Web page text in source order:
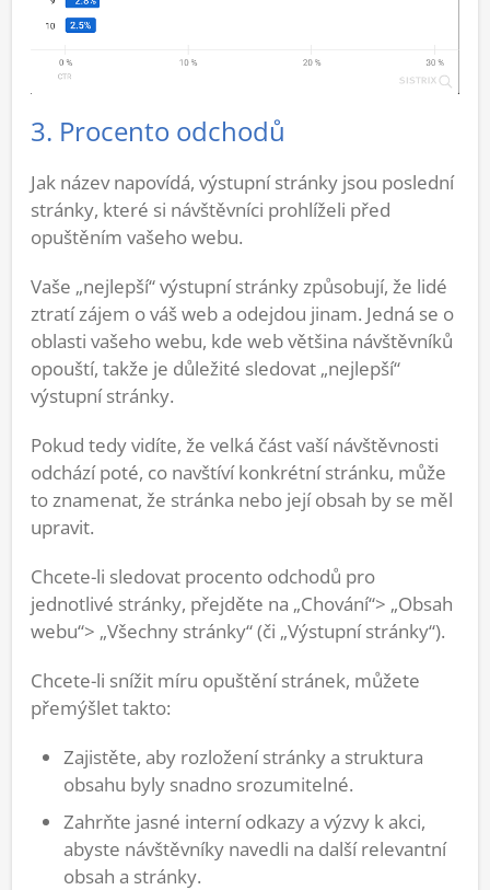
3. Procento odchodů
Jak název napovídá, výstupní stránky jsou poslední
stránky, které si návštěvníci prohlíželi před
opuštěním vašeho webu.
Vaše „nejlepší“ výstupní stránky způsobují, že lidé
ztratí zájem o váš web a odejdou jinam. Jedná se o
oblasti vašeho webu, kde web většina návštěvníků
opouští, takže je důležité sledovat „nejlepší“
výstupní stránky.
Pokud tedy vidíte, že velká část vaší návštěvnosti
odchází poté, co navštíví konkrétní stránku, může
to znamenat, že stránka nebo její obsah by se měl
upravit.
Chcete-li sledovat procento odchodů pro
jednotlivé stránky, přejděte na „Chování“> „Obsah
webu“> „Všechny stránky“ (či „Výstupní stránky“).
Chcete-li snížit míru opuštění stránek, můžete
přemýšlet takto:
Zajistěte, aby rozložení stránky a struktura
obsahu byly snadno srozumitelné.
Zahrňte jasné interní odkazy a výzvy k akci,
abyste návštěvníky navedli na další relevantní
obsah a stránky.